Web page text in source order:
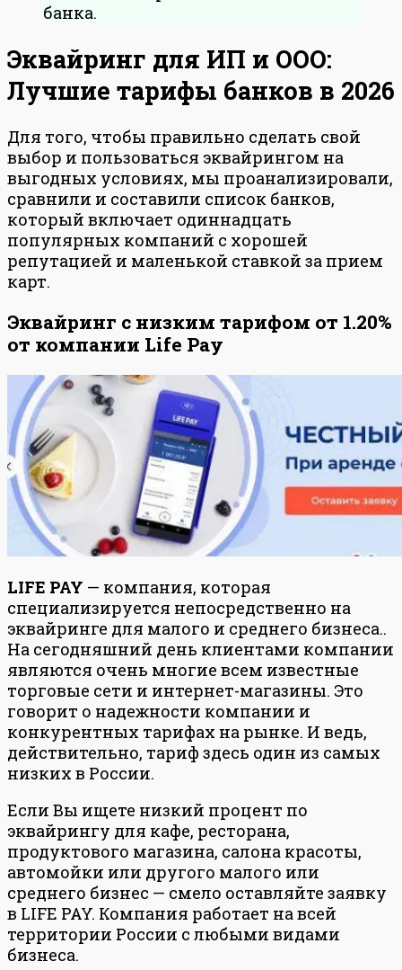
банка.
Эквайринг для ИП и ООО:
Лучшие тарифы банков в 2026
Для того, чтобы правильно сделать свой
выбор и пользоваться эквайрингом на
выгодных условиях, мы проанализировали,
сравнили и составили список банков,
который включает одиннадцать
популярных компаний с хорошей
репутацией и маленькой ставкой за прием
карт.
Эквайринг с низким тарифом от 1.20%
от компании Life Pay
LIFE PAY — компания, которая
специализируется непосредственно на
эквайринге для малого и среднего бизнеса..
На сегодняшний день клиентами компании
являются очень многие всем известные
торговые сети и интернет-магазины. Это
говорит о надежности компании и
конкурентных тарифах на рынке. И ведь,
действительно, тариф здесь один из самых
низких в России.
Если Вы ищете низкий процент по
эквайрингу для кафе, ресторана,
продуктового магазина, салона красоты,
автомойки или другого малого или
среднего бизнес — смело оставляйте заявку
в LIFE PAY. Компания работает на всей
территории России с любыми видами
бизнеса.